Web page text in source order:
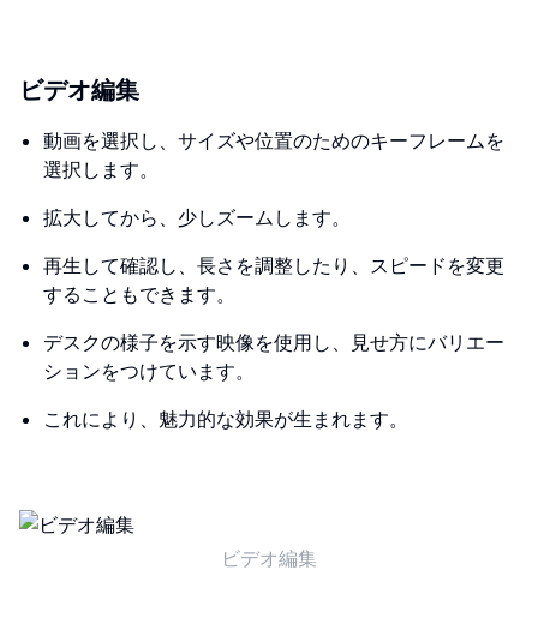
ビデオ編集
動画を選択し、サイズや位置のためのキーフレームを
選択します。
拡大してから、少しズームします。
再生して確認し、長さを調整したり、スピードを変更
することもできます。
デスクの様子を示す映像を使用し、見せ方にバリエー
ションをつけています。
これにより、魅力的な効果が生まれます。
ビデオ編集